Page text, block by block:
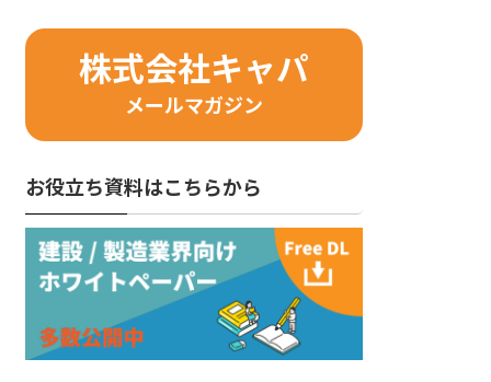
株式会社キャパ
メールマガジン
お役立ち資料はこちらから